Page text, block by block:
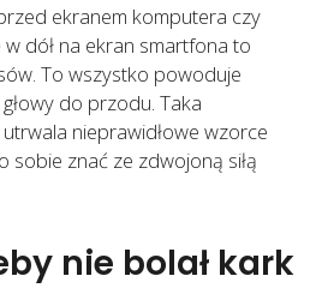
ekranem komputera czy
w dół na ekran smartfona to
To wszystko powoduje
do przodu. Taka
nieprawidłowe wzorce
sobie znać ze zdwojoną siłą
nie bolał kark